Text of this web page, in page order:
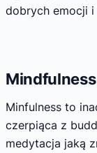
dobrych emocji i
Minfulness to
czerpiąca z
medytacja jaką